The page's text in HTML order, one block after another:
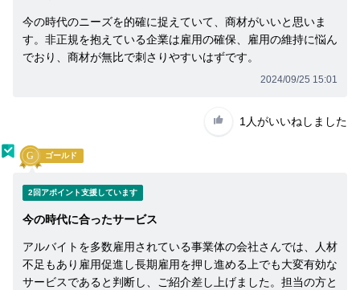
今の時代のニーズを的確に捉えていて、商材がいいと思いま
す。非正規を抱えている企業は雇用の確保、雇用の維持に悩ん
でおり、商材が無比で刺さりやすいはずです。
2024/09/25 15:01
1人がいいねしました
ゴールド
2回アポイント支援しています
今の時代に合ったサービス
アルバイトを多数雇用されている事業体の会社さんでは、人材
不足もあり雇用促進し長期雇用を押し進める上でも大変有効な
サービスであると判断し、ご紹介差し上げました。担当の方と